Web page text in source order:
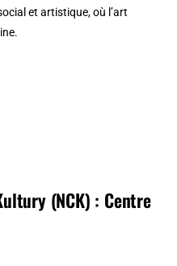
et artistique, où l’art
(NCK) : Centre